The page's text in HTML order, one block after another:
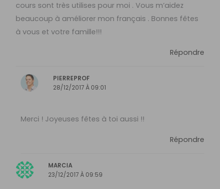
cours sont très utilises pour moi . Vous m’aidez
beaucoup à améliorer mon français . Bonnes fêtes
à vous et votre famille!!!
Répondre
PIERREPROF
28/12/2017 À 09:01
Merci ! Joyeuses fêtes à toi aussi !!
Répondre
MARCIA
23/12/2017 À 09:59